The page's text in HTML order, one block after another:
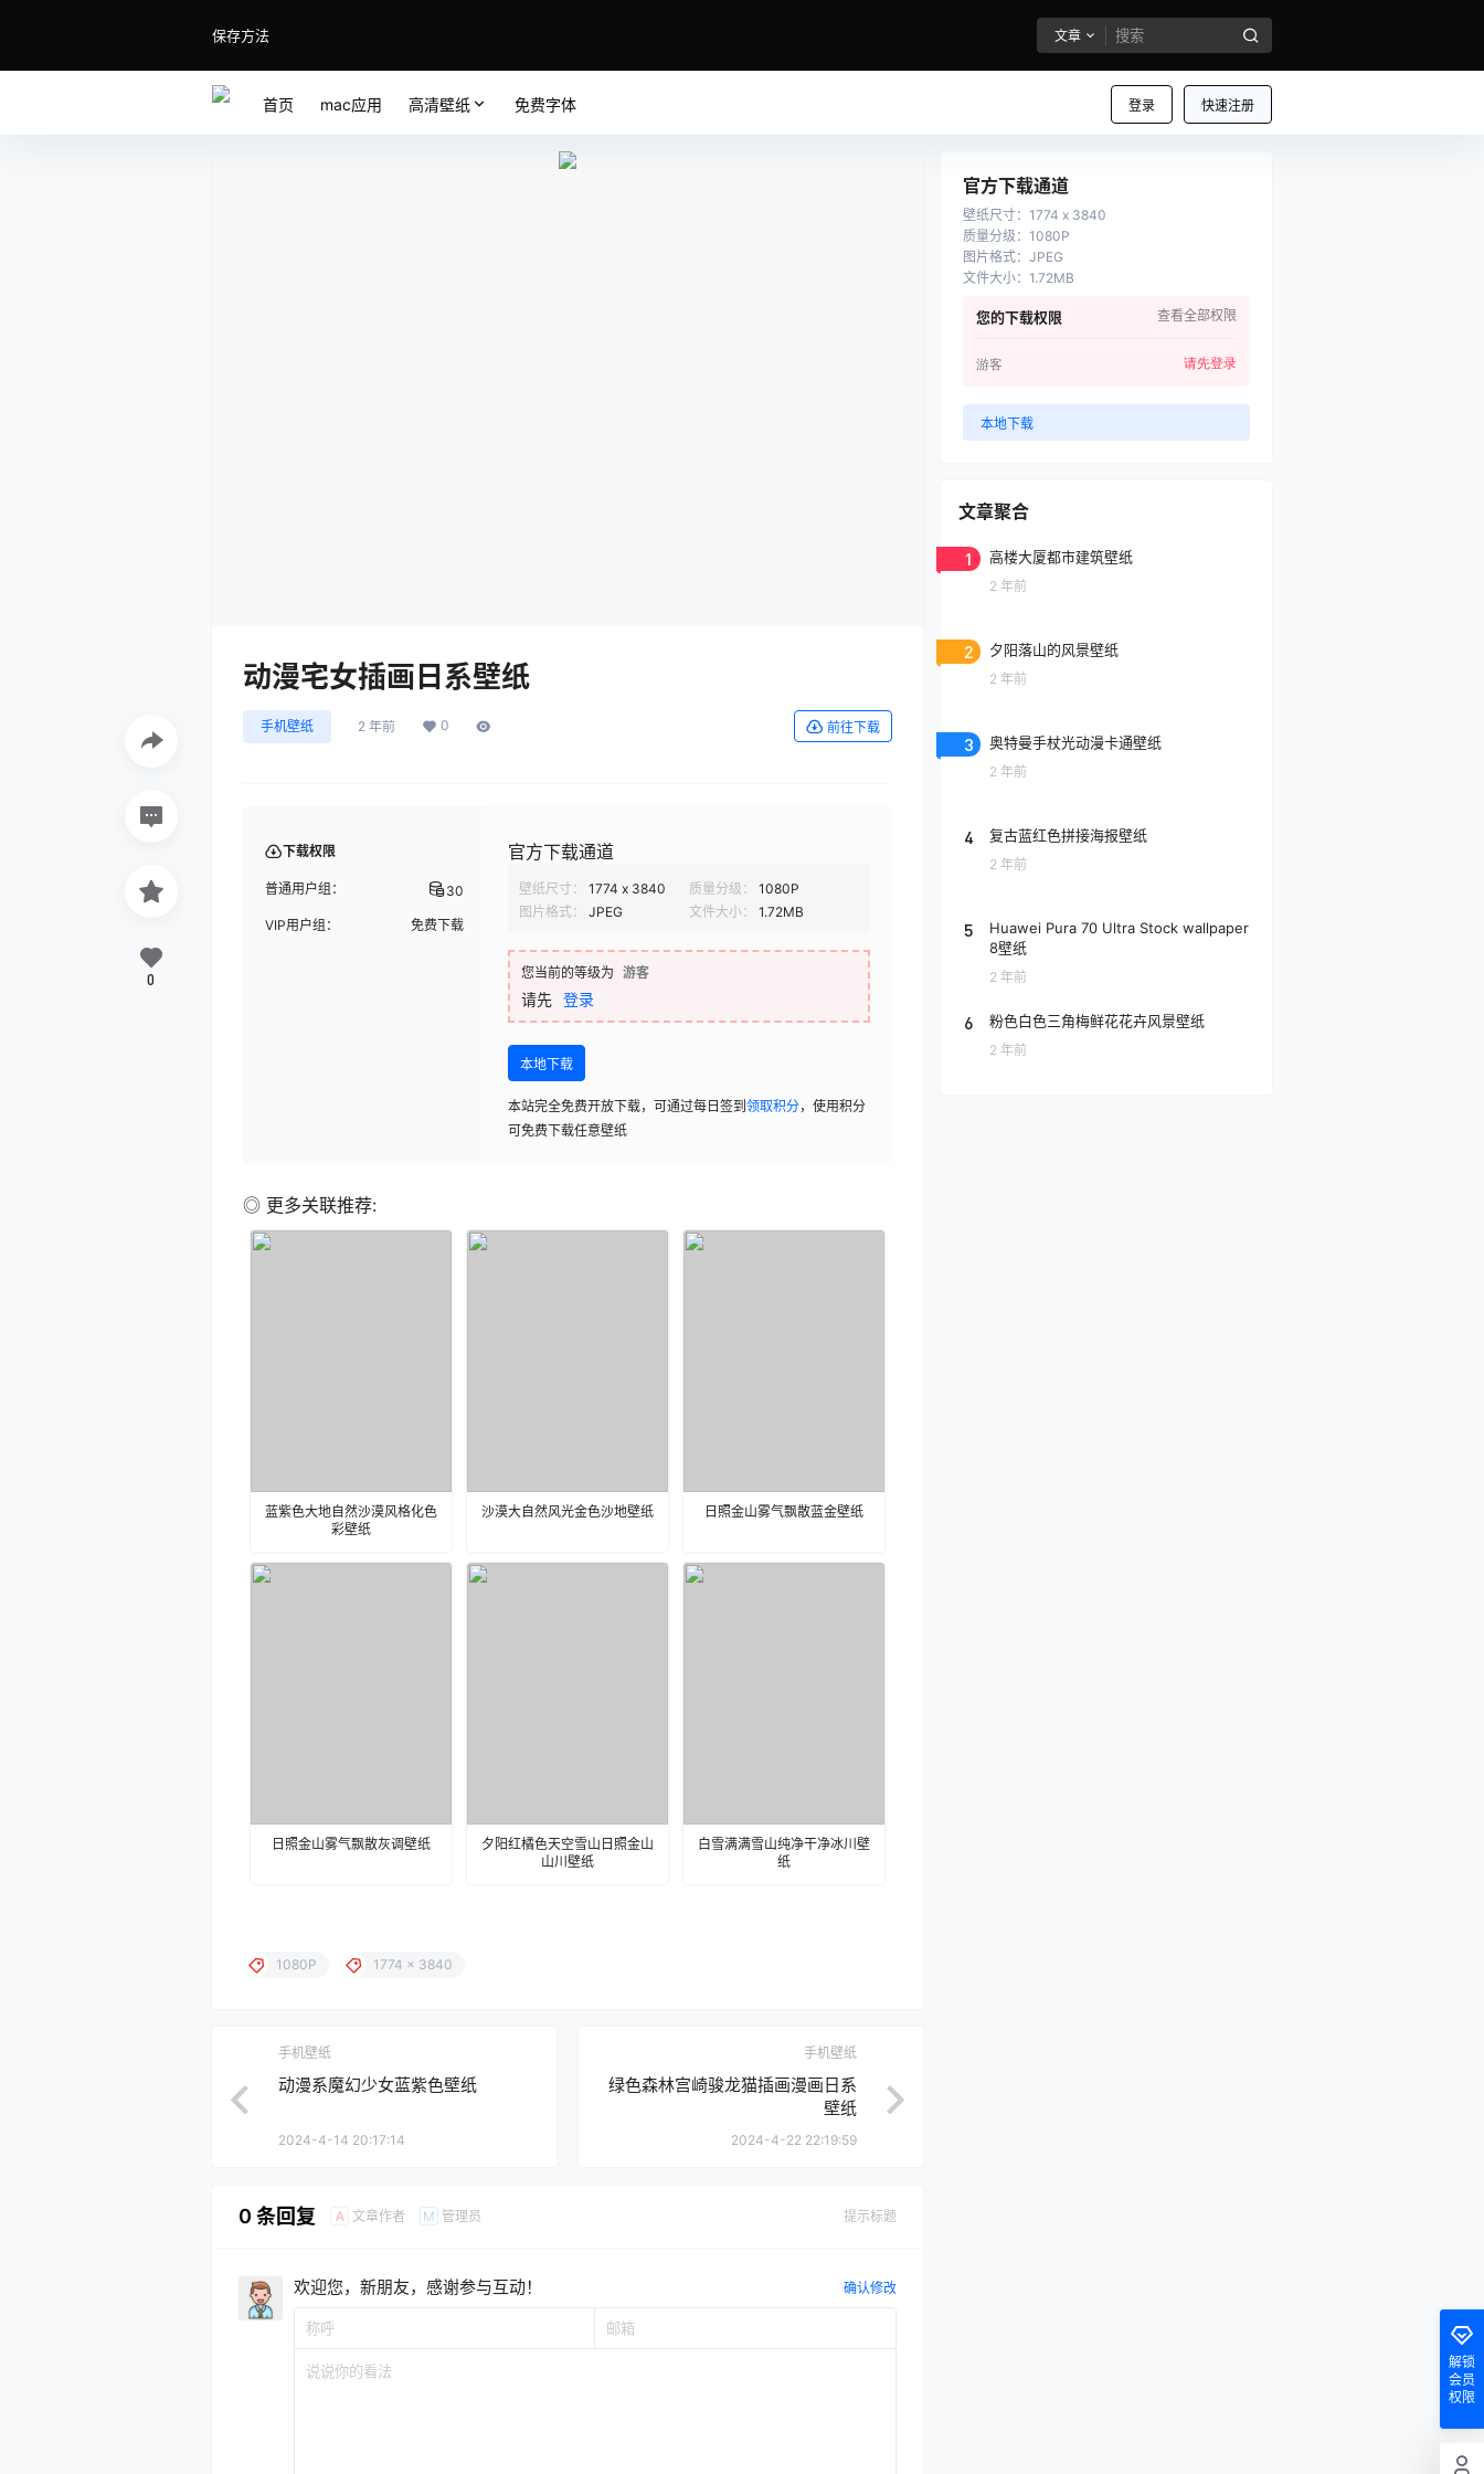
保存方法 文章
登录 快速注册
首页 mac应用 高清壁纸 免费字体
动漫宅女插画日系壁纸
手机壁纸 2 年前 0 前往下载
下载权限
普通用户组： 30
VIP用户组： 免费下载
官方下载通道
壁纸尺寸： 1774 x 3840 质量分级：
1080P
图片格式：
JPEG 文件大小： 1.72MB
您当前的等级为 游客
请先 登录
本地下载
本站完全免费开放下载，可通过每日签到 领取积分，使用积分
可免费下载任意壁纸
◎ 更多关联推荐:
蓝紫色大地自然沙漠风格化色
彩壁纸
沙漠大自然风光金色沙地壁纸 日照金山雾气飘散蓝金壁纸
日照金山雾气飘散灰调壁纸
夕阳红橘色天空雪山日照金山
山川壁纸
白雪满满雪山纯净干净冰川壁
纸
0
1080P 1774 x 3840
手机壁纸
动漫系魔幻少女蓝紫色壁纸
2024-4-14 20:17:14
手机壁纸
绿色森林宫崎骏龙猫插画漫画日系
壁纸
2024-4-22 22:19:59
0 条回复 A 文章作者 M 管理员 提示标题
欢迎您，新朋友，感谢参与互动！ 确认修改
官方下载通道
壁纸尺寸： 1774 x 3840
质量分级 ： 1080P
图片格式： JPEG
文件大小： 1.72MB
您的下载权限 查看全部权限
游客 请先登录
本地下载
文章聚合
1 高楼大厦都市建筑壁纸
2 年前
2 夕阳落山的风景壁纸
2 年前
3 奥特曼手杖光动漫卡通壁纸
2 年前
4 复古蓝红色拼接海报壁纸
2 年前
5
Huawei Pura 70 Ultra Stock wallpaper
8壁纸
2 年前
6 粉色白色三角梅鲜花花卉风景壁纸
2 年前
解锁
会员
权限